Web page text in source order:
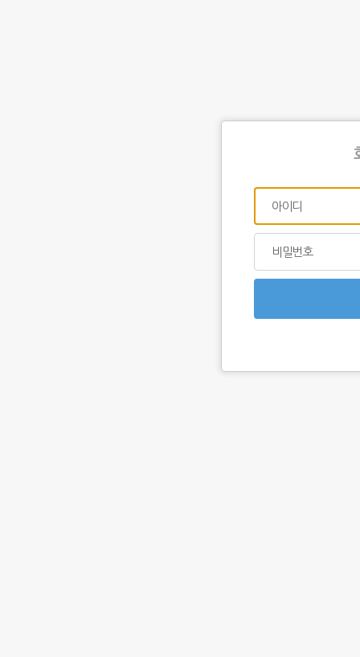
아이디
비밀번호